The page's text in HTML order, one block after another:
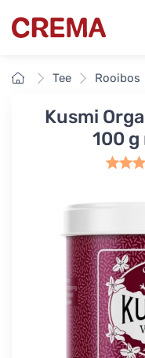
Crema
Etusivu
Tee Rooibos
Kusmi
100